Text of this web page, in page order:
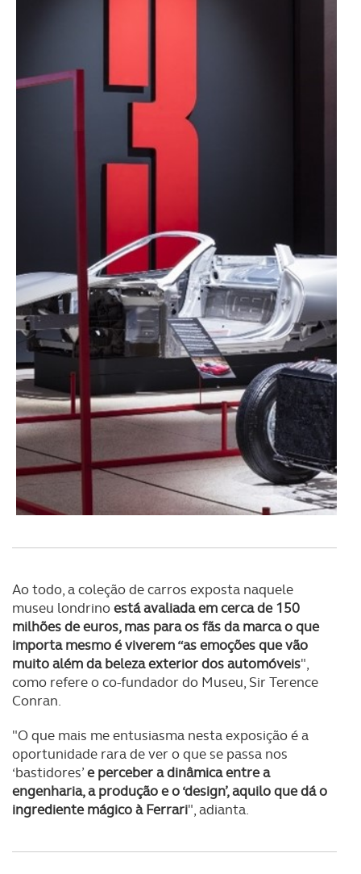
experiência de navegação no Website e nos serviços
disponibilizados.
Consulte a política de cookies do site.
Ao todo, a coleção de carros exposta naquele
museu londrinoestá avaliada em cerca de 150
milhões de euros, mas para os fãs da marca o que
importa mesmo é viverem “as emoções que vão
muito além da beleza exterior dos automóveis",
como refere o co-fundador do Museu, Sir Terence
Conran.
"O que mais me entusiasma nesta exposição é a
oportunidade rara de ver o que se passa nos
‘bastidores’e perceber a dinâmica entre a
engenharia, a produção e o ‘design’, aquilo que dá o
ingrediente mágico à Ferrari", adianta.